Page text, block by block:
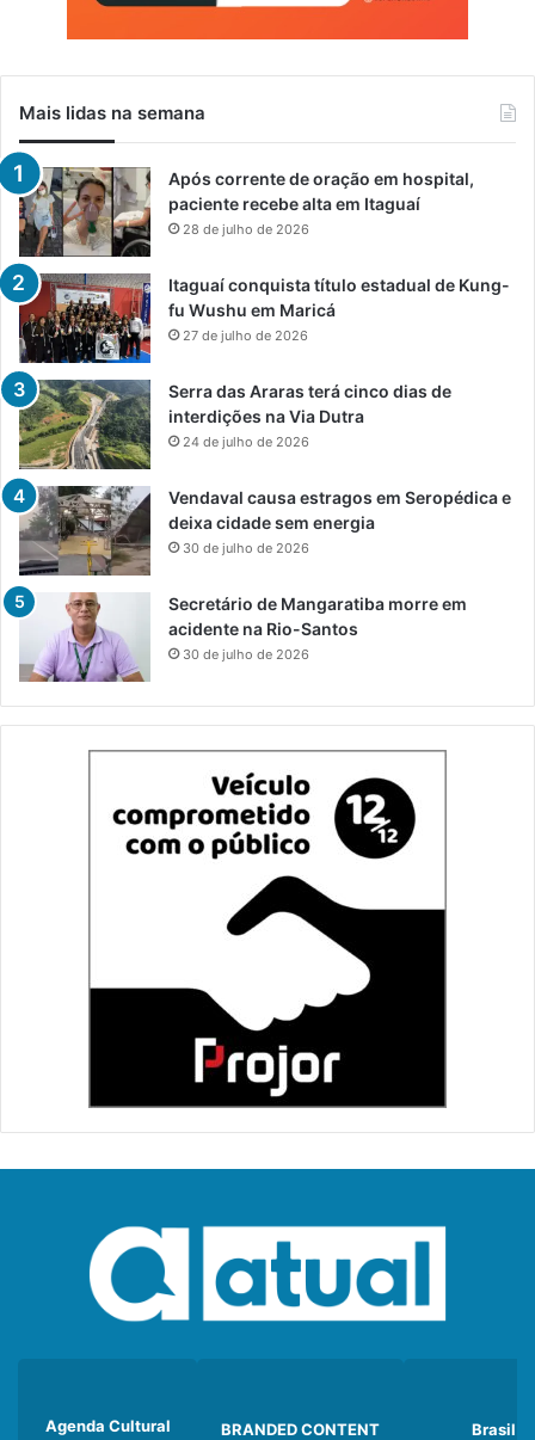
Mais lidas na semana
Após corrente de oração em hospital,
paciente recebe alta em Itaguaí
28 de julho de 2026
Itaguaí conquista título estadual de Kung-
fu Wushu em Maricá
27 de julho de 2026
Serra das Araras terá cinco dias de
interdições na Via Dutra
24 de julho de 2026
Vendaval causa estragos em Seropédica e
deixa cidade sem energia
30 de julho de 2026
Secretário de Mangaratiba morre em
acidente na Rio-Santos
30 de julho de 2026
Agenda Cultural BRANDED CONTENT Brasil